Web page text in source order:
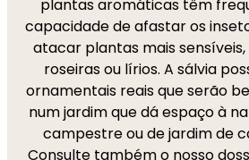
plantas aromáticas têm
capacidade de afastar os
atacar plantas mais
roseiras ou lírios. A sálvia
ornamentais reais que serão
num jardim que dá espaço à
campestre ou de jardim de
Consulte também o nosso